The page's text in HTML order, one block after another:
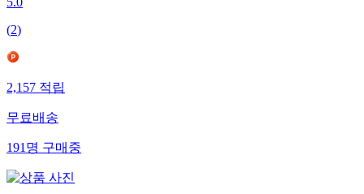
5.0
(2)
2,157적립
무료배송
191명구매중